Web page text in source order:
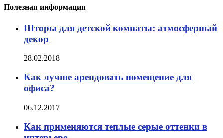
Полезная информация
Шторы для детской комнаты: атмосферный
декор
28.02.2018
Как лучше арендовать помещение для
офиса?
06.12.2017
Как применяются теплые серые оттенки в